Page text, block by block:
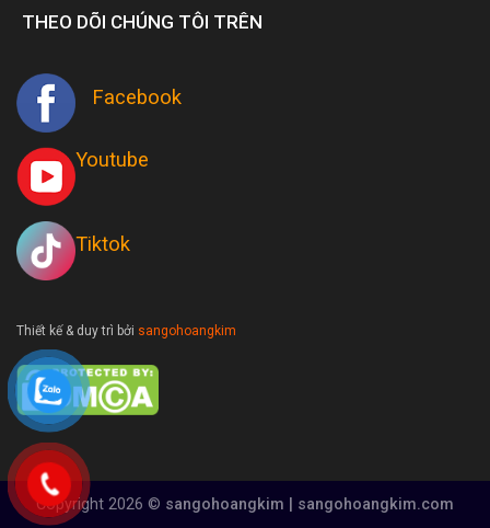
THEO DÕI CHÚNG TÔI TRÊN
Facebook
Youtube
Tiktok
Thiết kế & duy trì bởi sangohoangkim
Copyright 2026 © sangohoangkim | sangohoangkim.com